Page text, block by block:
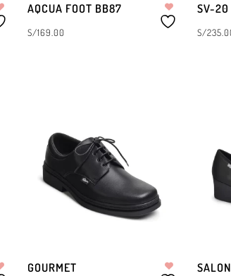
AQCUA FOOT BB87
S/169.00
SV-20
S/
GOURMET SALON